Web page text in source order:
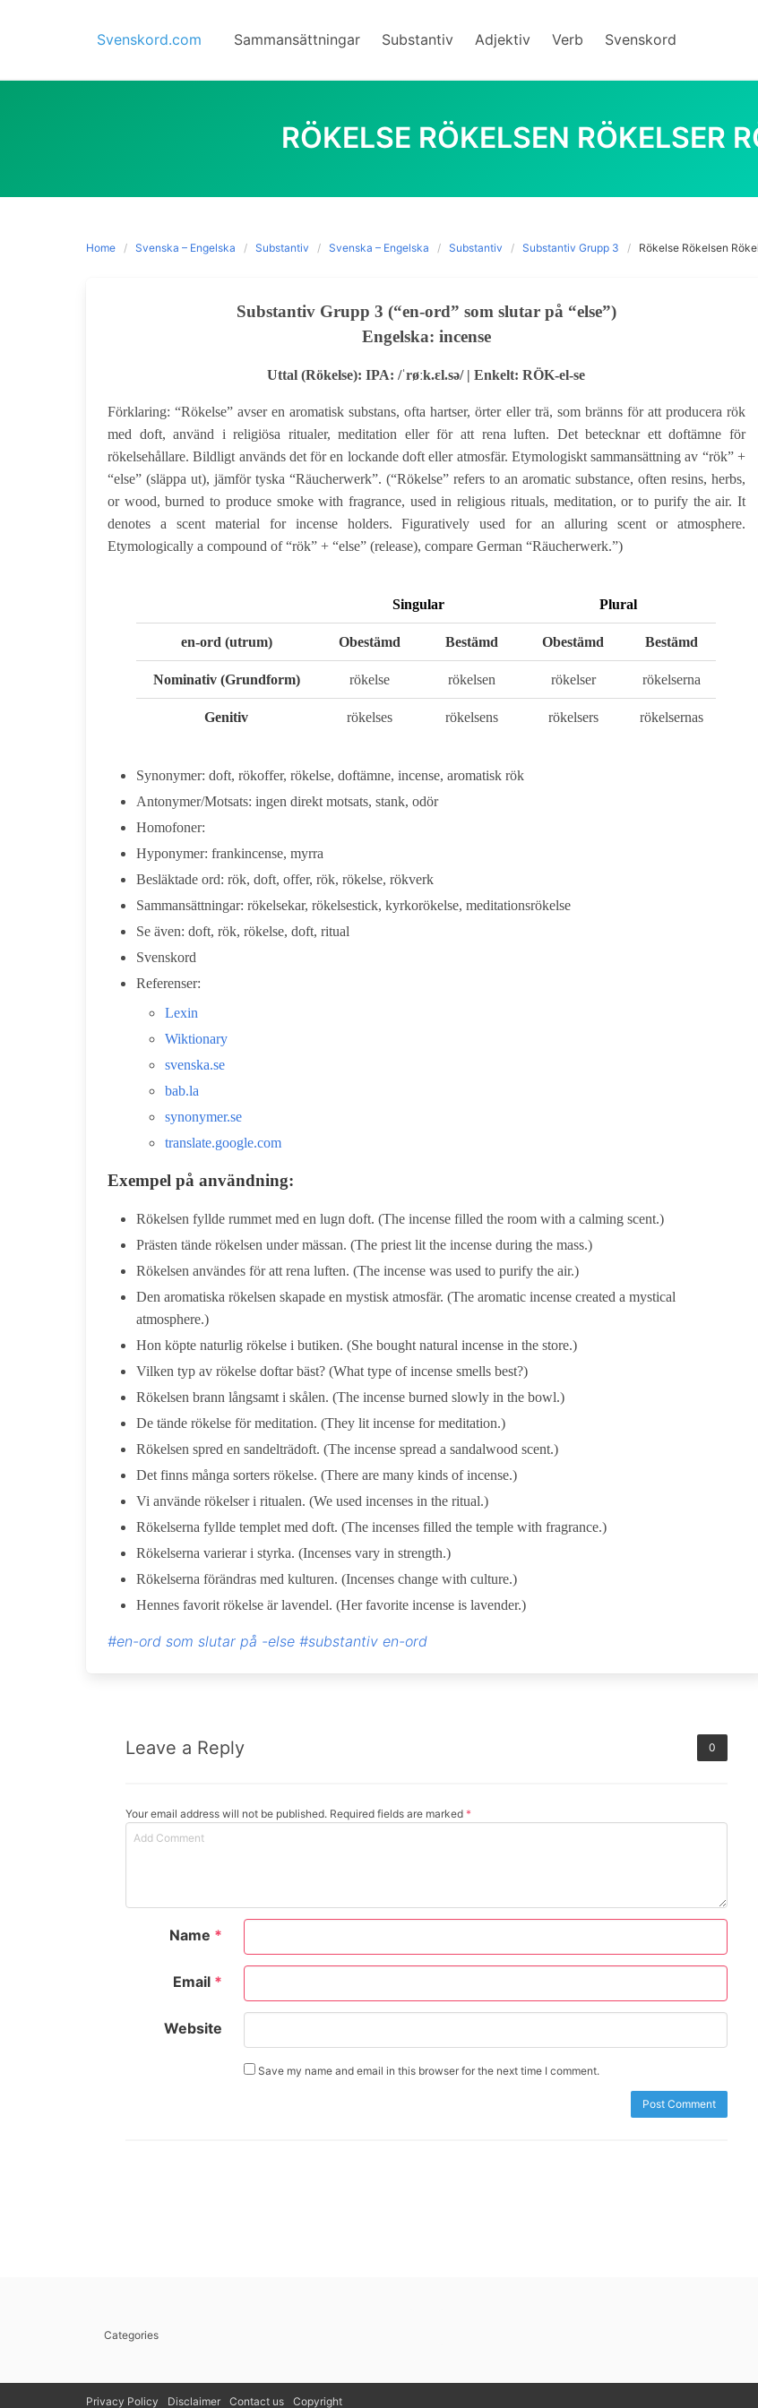
Svenskord.com Sammansättningar Substantiv Adjektiv Verb Svenskord
RÖKELSE RÖKELSEN RÖKELSER
Home Svenska – Engelska Substantiv Svenska – Engelska Substantiv Substantiv Grupp 3 Rökelse Rökelsen
Substantiv Grupp 3 (“en-ord” som slutar på “else”)
Engelska: incense
Uttal (Rökelse): IPA: /ˈrøːk.ɛl.sə/ | Enkelt: RÖK-el-se
Förklaring: “Rökelse” avser en aromatisk substans, ofta hartser, örter eller trä, som bränns för att producera rök
med doft, använd i religiösa ritualer, meditation eller för att rena luften. Det betecknar ett doftämne för
rökelsehållare. Bildligt används det för en lockande doft eller atmosfär. Etymologiskt sammansättning av “rök” +
“else” (släppa ut), jämför tyska “Räucherwerk”. (“Rökelse” refers to an aromatic substance, often resins, herbs,
or wood, burned to produce smoke with fragrance, used in religious rituals, meditation, or to purify the air. It
denotes a scent material for incense holders. Figuratively used for an alluring scent or atmosphere.
Etymologically a compound of “rök” + “else” (release), compare German “Räucherwerk.”)
Singular Plural
en-ord (utrum) Obestämd Bestämd Obestämd Bestämd
Nominativ (Grundform) rökelse rökelsen rökelser rökelserna
Genitiv rökelses rökelsens rökelsers rökelsernas
Synonymer: doft, rökoffer, rökelse, doftämne, incense, aromatisk rök
Antonymer/Motsats: ingen direkt motsats, stank, odör
Homofoner:
Hyponymer: frankincense, myrra
Besläktade ord: rök, doft, offer, rök, rökelse, rökverk
Sammansättningar: rökelsekar, rökelsestick, kyrkorökelse, meditationsrökelse
Se även: doft, rök, rökelse, doft, ritual
Svenskord
Referenser:
Lexin
Wiktionary
svenska.se
bab.la
synonymer.se
translate.google.com
Exempel på användning:
Rökelsen fyllde rummet med en lugn doft. (The incense filled the room with a calming scent.)
Prästen tände rökelsen under mässan. (The priest lit the incense during the mass.)
Rökelsen användes för att rena luften. (The incense was used to purify the air.)
Den aromatiska rökelsen skapade en mystisk atmosfär. (The aromatic incense created a mystical
atmosphere.)
Hon köpte naturlig rökelse i butiken. (She bought natural incense in the store.)
Vilken typ av rökelse doftar bäst? (What type of incense smells best?)
Rökelsen brann långsamt i skålen. (The incense burned slowly in the bowl.)
De tände rökelse för meditation. (They lit incense for meditation.)
Rökelsen spred en sandelträdoft. (The incense spread a sandalwood scent.)
Det finns många sorters rökelse. (There are many kinds of incense.)
Vi använde rökelser i ritualen. (We used incenses in the ritual.)
Rökelserna fyllde templet med doft. (The incenses filled the temple with fragrance.)
Rökelserna varierar i styrka. (Incenses vary in strength.)
Rökelserna förändras med kulturen. (Incenses change with culture.)
Hennes favorit rökelse är lavendel. (Her favorite incense is lavender.)
#en-ord som slutar på -else #substantiv en-ord
Leave a Reply 0
Your email address will not be published. Required fields are marked *
Name *
Email *
Website
Save my name and email in this browser for the next time I comment.
Categories
Privacy Policy Disclaimer Contact us Copyright